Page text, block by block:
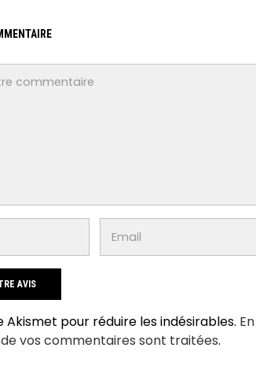
Akismet pour réduire les indésirables.
vos commentaires sont traitées.